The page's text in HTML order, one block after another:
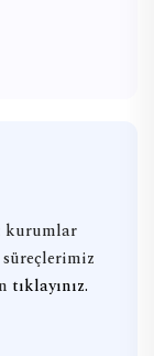
kurumlar
tıklayınız.